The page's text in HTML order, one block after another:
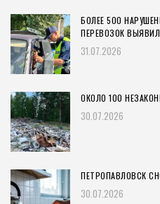
БОЛЕЕ 500
ПЕРЕВОЗОК
31.07.2026
ОКОЛО 100
30.07.2026
ПЕТРОПАВЛОВСК
30.07.2026